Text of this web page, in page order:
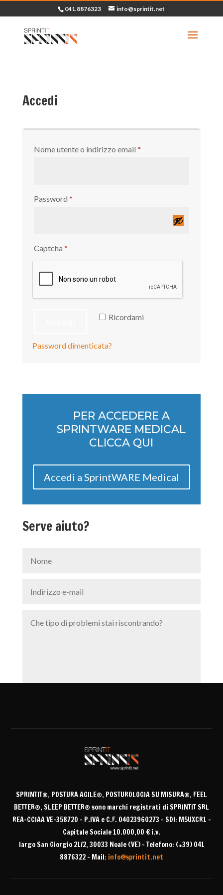
041.8876323 info@sprintit.net
Accedi
Nome utente o indirizzo email *Richiesto
Password *Richiesto
Captcha *
Ricordami
Password dimenticata?
PER ACCEDERE A
SPRINTWARE MEDICAL
CLICCA QUI
Accedi a SprintWARE Medical
Serve aiuto?
SPRINTIT®, POSTURA AGILE®, POSTUROLOGIA SU MISURA®, FEEL
BETTER®, SLEEP BETTER® sono marchi registrati di SPRINTIT SRL
REA-CCIAA VE-358720 – P.IVA e C.F. 04023960273 – SDI: M5UXCR1 –
Capitale Sociale 10.000,00 € i.v.
largo San Giorgio 21/2, 30033 Noale (VE) – Telefono: (+39) 041
8876322 – Mail: info@sprintit.net